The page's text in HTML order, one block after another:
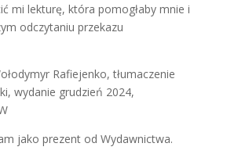
mi lekturę, która pomogłaby mnie i
odczytaniu przekazu
Rafiejenko, tłumaczenie
wydanie grudzień 2024,
jako prezent od Wydawnictwa.